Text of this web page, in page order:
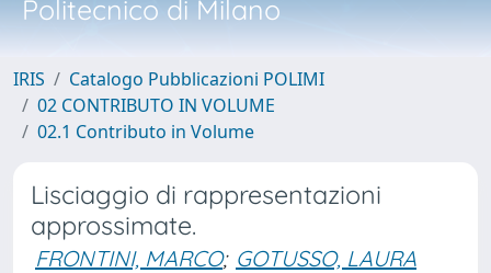
Politecnico di Milano
IRIS
Catalogo Pubblicazioni POLIMI
02 CONTRIBUTO IN VOLUME
02.1 Contributo in Volume
Lisciaggio di rappresentazioni
approssimate.
FRONTINI, MARCO; GOTUSSO, LAURA